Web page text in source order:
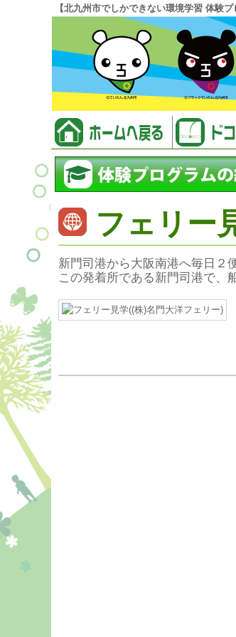
【北九州市でしかできない環境学習 体験プ
フェリー
新門司港から大阪南港へ毎日２
この発着所である新門司港で、